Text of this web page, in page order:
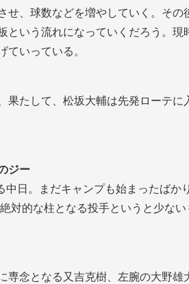
せ、球数などを増やしていく。その
いう流れになっていくだろう。現
ていっている。
たして、松坂大輔は先発ローテに
ジー
日。まだキャンプも始まったばか
対的な柱となる投手というと少な
専念となる又吉克樹、左腕の大野雄